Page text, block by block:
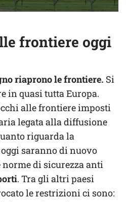
frontiere oggi
riaprono le frontiere. Si
in quasi tutta Europa.
alle frontiere imposti
legata alla diffusione
riguarda la
saranno di nuovo
norme di sicurezza anti
. Tra gli altri paesi
le restrizioni ci sono: